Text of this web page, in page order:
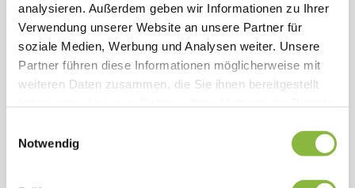
analysieren. Außerdem geben wir Informationen zu Ihrer
Verwendung unserer Website an unsere Partner für
soziale Medien, Werbung und Analysen weiter. Unsere
Partner führen diese Informationen möglicherweise mit
weiteren Daten zusammen, die Sie ihnen bereitgestellt
Notwendig
Kunststoffführung der Messerbalken
Standard
Spezialfinger mit astschonender Funktion